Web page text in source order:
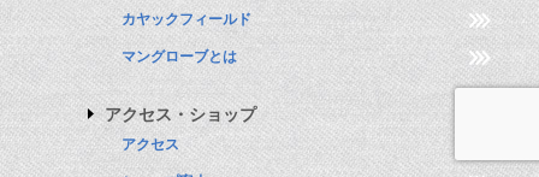
カヤックフィールド
マングローブとは
アクセス・ショップ
アクセス